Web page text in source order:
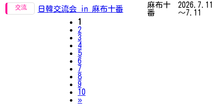
日韓交流会 in 麻布十番
麻布十
番
2026.7.11
～7.11
1
2
3
4
5
6
7
8
9
10
»Next